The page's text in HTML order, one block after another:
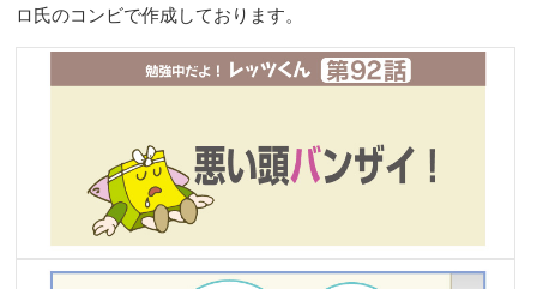
ロ氏のコンビで作成しております。